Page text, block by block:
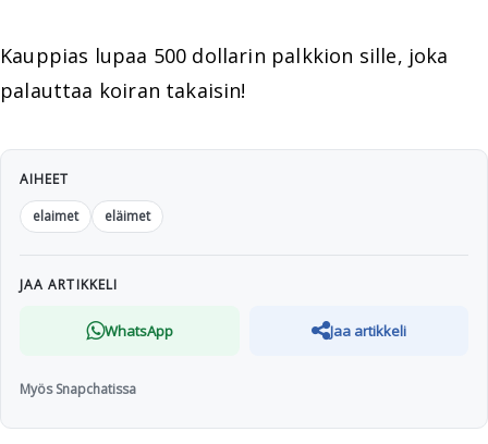
Kauppias lupaa 500 dollarin palkkion sille, joka
palauttaa koiran takaisin!
AIHEET
elaimet
eläimet
JAA ARTIKKELI
WhatsApp Jaa artikkeli
Myös Snapchatissa